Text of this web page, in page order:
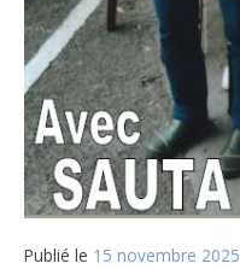
Publié le 15 novembre 2025